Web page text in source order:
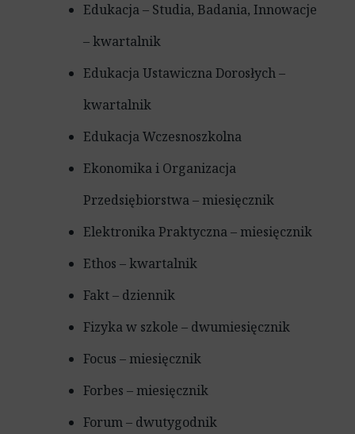
Edukacja – Studia, Badania, Innowacje
– kwartalnik
Edukacja Ustawiczna Dorosłych –
kwartalnik
Edukacja Wczesnoszkolna
Ekonomika i Organizacja
Przedsiębiorstwa – miesięcznik
Elektronika Praktyczna – miesięcznik
Ethos – kwartalnik
Fakt – dziennik
Fizyka w szkole – dwumiesięcznik
Focus – miesięcznik
Forbes – miesięcznik
Forum – dwutygodnik